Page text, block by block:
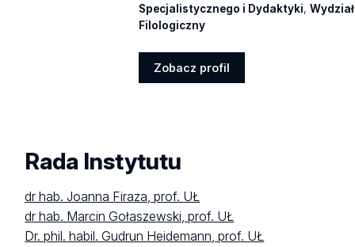
Specjalistycznego i Dydaktyki,Wydział
Filologiczny
Zobacz profil
Rada Instytutu
dr hab. Joanna Firaza, prof. UŁ
dr hab. Marcin Gołaszewski, prof. UŁ
Dr. phil. habil. Gudrun Heidemann, prof. UŁ